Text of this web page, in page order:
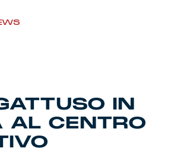
il mio cuor
IN
AL CENTRO